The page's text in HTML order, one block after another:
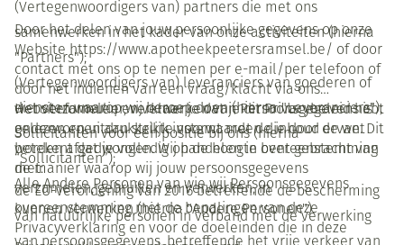
(Vertegenwoordigers van) partners die met ons
samenwerken in het kader van onze activiteiten (hierna
"Partners");
(Vertegenwoordigers van) leveranciers van goederen of
diensten waarop wij beroep doen (hierna "Leveranciers");
Sollicitanten voor een positie bij ons (hierna
“Sollicitanten”);
Alle Andere Personen van wie wij Persoonsgegevens
kunnen verwerken (hierna "Andere Personen").
Door het delen van jouw persoonlijke gegevens op onze
Website https://www.apotheekpeetersramsel.be/ of door
contact met ons op te nemen per e-mail/per telefoon of
door het indienen van een vraag/klacht via ons
websiteformulier, verklaar je dat je dit Privacybeleid hebt
gelezen en uitdrukkelijk instemt met de inhoud ervan. Dit
betekent dat je volledig op de hoogte bent gebracht van
de manier waarop wij jouw persoonsgegevens
verzamelen, gebruiken en verwerken, in
overeenstemming met de bepalingen van deze
Privacyverklaring en voor de doeleinden die in deze
Het verzamelen en verwerken van Persoonsgegevens is
onderworpen aan strikte voorwaarden die door de wet
worden afgedwongen. Wij handelen in overeenstemming
met:
de EU-verordening van 2016 betreffende de bescherming
van natuurlijke personen in verband met de verwerking